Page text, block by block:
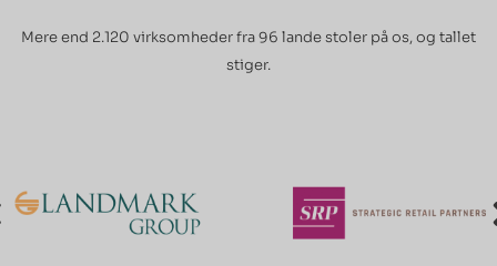
Mere end 2.120 virksomheder fra 96 lande stoler på os, og tallet
stiger.